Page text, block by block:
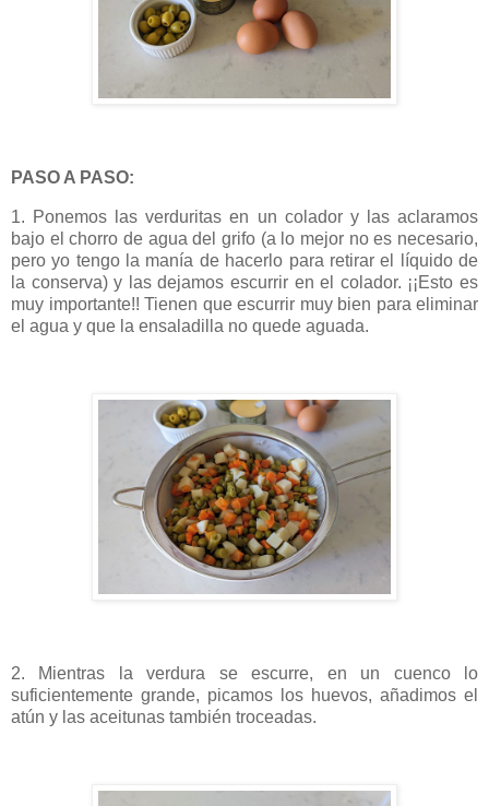
PASO A PASO:
1. Ponemos las verduritas en un colador y las aclaramos
bajo el chorro de agua del grifo (a lo mejor no es necesario,
pero yo tengo la manía de hacerlo para retirar el líquido de
la conserva) y las dejamos escurrir en el colador. ¡¡Esto es
muy importante!! Tienen que escurrir muy bien para eliminar
el agua y que la ensaladilla no quede aguada.
2. Mientras la verdura se escurre, en un cuenco lo
suficientemente grande, picamos los huevos, añadimos el
atún y las aceitunas también troceadas.